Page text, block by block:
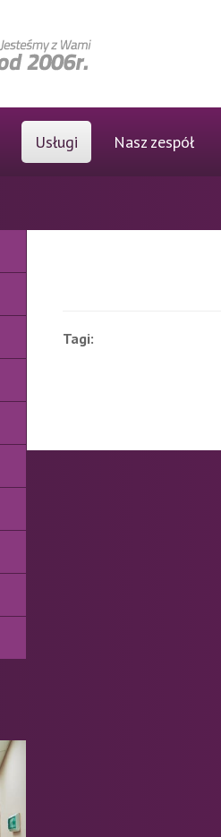
Usługi Nasz zespół
Tagi: